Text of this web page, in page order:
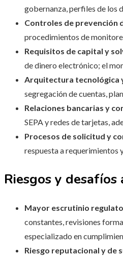
gobernanza, perfiles de los
Controles de prevención
procedimientos de
Requisitos de capital y
de dinero electrónico; el
Arquitectura tecnológica
segregación de cuentas,
Relaciones bancarias y
SEPA y redes de tarjetas,
Procesos de solicitud y
respuesta a requerimientos
Riesgos y desafíos
Mayor escrutinio
constantes, revisiones
especializado en
Riesgo reputacional y de